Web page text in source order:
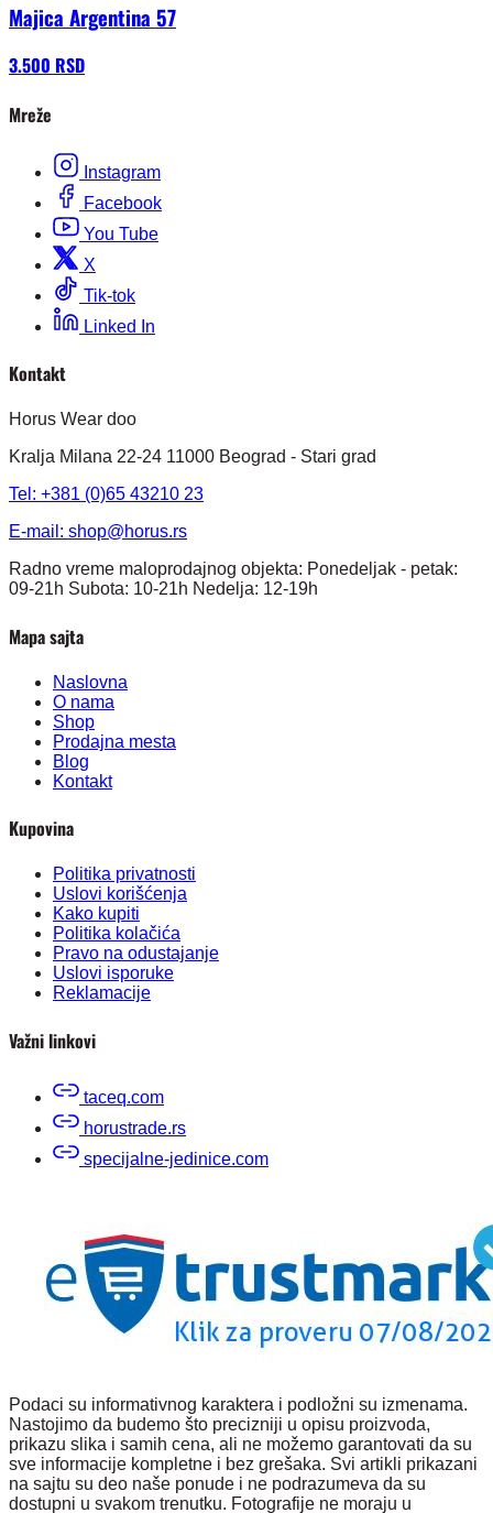
Majica Argentina 57
3.500 RSD
Mreže
Instagram
Facebook
You Tube
X
Tik-tok
Linked In
Kontakt
Horus Wear doo
Kralja Milana 22-24 11000 Beograd - Stari grad
Tel: +381 (0)65 43210 23
E-mail: shop@horus.rs
Radno vreme maloprodajnog objekta: Ponedeljak - petak:
09-21h Subota: 10-21h Nedelja: 12-19h
Mapa sajta
Naslovna
O nama
Shop
Prodajna mesta
Blog
Kontakt
Kupovina
Politika privatnosti
Uslovi korišćenja
Kako kupiti
Politika kolačića
Pravo na odustajanje
Uslovi isporuke
Reklamacije
Važni linkovi
taceq.com
horustrade.rs
specijalne-jedinice.com
Podaci su informativnog karaktera i podložni su izmenama.
Nastojimo da budemo što precizniji u opisu proizvoda,
prikazu slika i samih cena, ali ne možemo garantovati da su
sve informacije kompletne i bez grešaka. Svi artikli prikazani
na sajtu su deo naše ponude i ne podrazumeva da su
dostupni u svakom trenutku. Fotografije ne moraju u